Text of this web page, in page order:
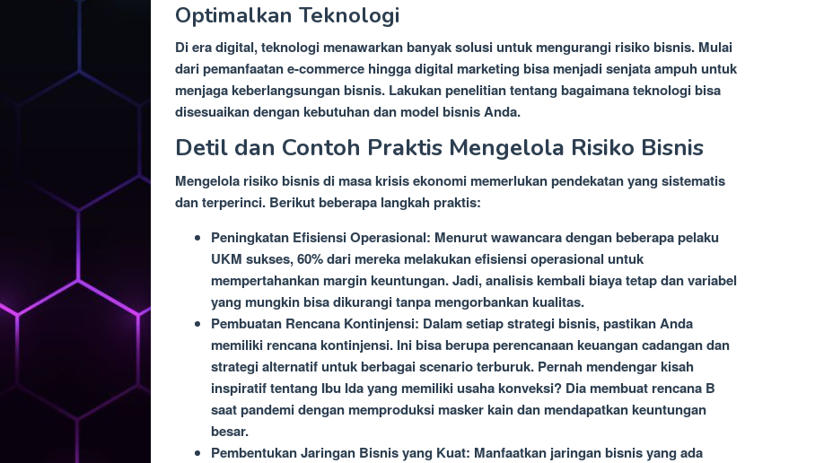
Optimalkan Teknologi
Di era digital, teknologi menawarkan banyak solusi untuk mengurangi risiko bisnis. Mulai
dari pemanfaatan e-commerce hingga digital marketing bisa menjadi senjata ampuh untuk
menjaga keberlangsungan bisnis. Lakukan penelitian tentang bagaimana teknologi bisa
disesuaikan dengan kebutuhan dan model bisnis Anda.
Detil dan Contoh Praktis Mengelola Risiko Bisnis
Mengelola risiko bisnis di masa krisis ekonomi memerlukan pendekatan yang sistematis
dan terperinci. Berikut beberapa langkah praktis:
Peningkatan Efisiensi Operasional: Menurut wawancara dengan beberapa pelaku
UKM sukses, 60% dari mereka melakukan efisiensi operasional untuk
mempertahankan margin keuntungan. Jadi, analisis kembali biaya tetap dan variabel
yang mungkin bisa dikurangi tanpa mengorbankan kualitas.
Pembuatan Rencana Kontinjensi: Dalam setiap strategi bisnis, pastikan Anda
memiliki rencana kontinjensi. Ini bisa berupa perencanaan keuangan cadangan dan
strategi alternatif untuk berbagai scenario terburuk. Pernah mendengar kisah
inspiratif tentang Ibu Ida yang memiliki usaha konveksi? Dia membuat rencana B
saat pandemi dengan memproduksi masker kain dan mendapatkan keuntungan
besar.
Pembentukan Jaringan Bisnis yang Kuat: Manfaatkan jaringan bisnis yang ada